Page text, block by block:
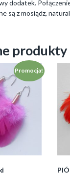
dodatek.
są z mosiądz,
produkty
Promocja!